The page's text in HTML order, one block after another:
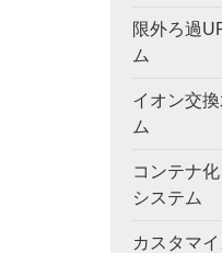
限外ろ過
ム
イオン交
ム
コンテナ
システム
カスタマ